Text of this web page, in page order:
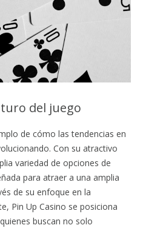
del juego
de cómo las tendencias en
Con su atractivo
variedad de opciones de
para atraer a una amplia
de su enfoque en la
Pin Up Casino se posiciona
buscan no solo